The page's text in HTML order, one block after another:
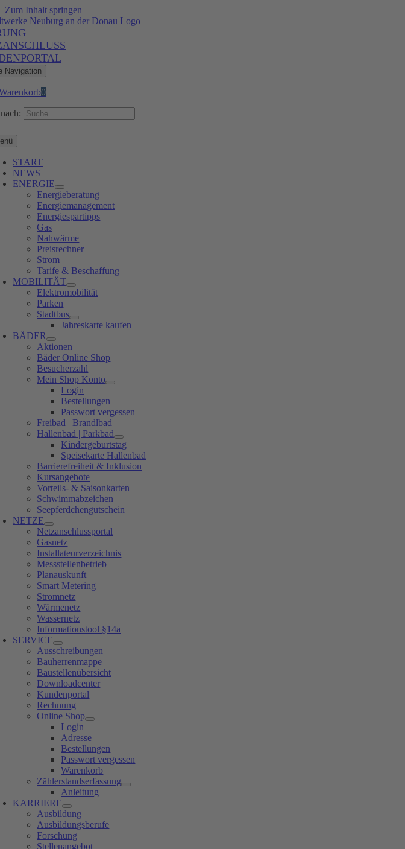
Zum Inhalt springen
Navigation
0
START
NEWS
ENERGIE
Energieberatung
Energiemanagement
Energiespartipps
Gas
Nahwärme
Preisrechner
Strom
Tarife & Beschaffung
MOBILITÄT
Elektromobilität
Parken
Stadtbus
Jahreskarte kaufen
BÄDER
Aktionen
Bäder Online Shop
Besucherzahl
Mein Shop Konto
Login
Bestellungen
Passwort vergessen
Freibad | Brandlbad
Hallenbad | Parkbad
Kindergeburtstag
Speisekarte Hallenbad
Barrierefreiheit & Inklusion
Kursangebote
Vorteils- & Saisonkarten
Schwimmabzeichen
Seepferdchengutschein
NETZE
Netzanschlussportal
Gasnetz
Installateurverzeichnis
Messstellenbetrieb
Planauskunft
Smart Metering
Stromnetz
Wärmenetz
Wassernetz
Informationstool §14a
SERVICE
Ausschreibungen
Bauherrenmappe
Baustellenübersicht
Downloadcenter
Kundenportal
Rechnung
Online Shop
Login
Adresse
Bestellungen
Passwort vergessen
Warenkorb
Zählerstandserfassung
Anleitung
KARRIERE
Ausbildung
Ausbildungsberufe
Forschung
Stellenangebot